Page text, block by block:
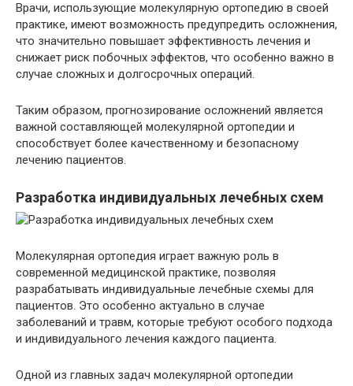
Врачи, использующие молекулярную ортопедию в своей
практике, имеют возможность предупредить осложнения,
что значительно повышает эффективность лечения и
снижает риск побочных эффектов, что особенно важно в
случае сложных и долгосрочных операций.
Таким образом, прогнозирование осложнений является
важной составляющей молекулярной ортопедии и
способствует более качественному и безопасному
лечению пациентов.
Разработка индивидуальных лечебных схем
Молекулярная ортопедия играет важную роль в
современной медицинской практике, позволяя
разрабатывать индивидуальные лечебные схемы для
пациентов. Это особенно актуально в случае
заболеваний и травм, которые требуют особого подхода
и индивидуального лечения каждого пациента.
Одной из главных задач молекулярной ортопедии